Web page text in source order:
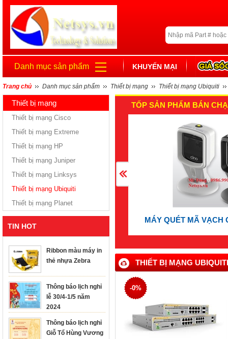
Danh mục sản phẩm KHUYẾN MẠI
Trang chủ Danh mục sản phẩm Thiết bị mạng Thiết bị mạng Ubiquiti
Thiết bị mạng
Thiết bị mạng Cisco
Thiết bị mạng Extreme
Thiết bị mạng HP
Thiết bị mạng Juniper
Thiết bị mạng Linksys
Thiết bị mạng Ubiquiti
Thiết bị mạng Planet
TIN HOT
Ribbon màu máy in
thẻ nhựa Zebra
Thông báo lịch nghỉ
lễ 30/4-1/5 năm
2024
Thông báo lịch nghỉ
Giỗ Tổ Hùng Vương
TỐP SẢN PHẨM BÁN
MÁY QUÉT MÃ VẠCH
THIẾT BỊ MẠNG UBIQUITI
-0%